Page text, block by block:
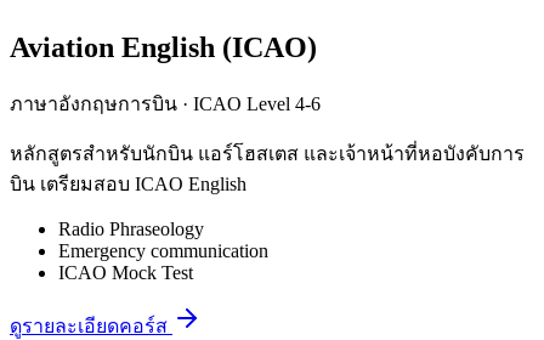
Aviation English (ICAO)
ภาษาอังกฤษการบิน · ICAO Level 4-6
หลักสูตรสำหรับนักบิน แอร์โฮสเตส และเจ้าหน้าที่หอบังคับการ
บิน เตรียมสอบ ICAO English
Radio Phraseology
Emergency communication
ICAO Mock Test
ดูรายละเอียดคอร์ส